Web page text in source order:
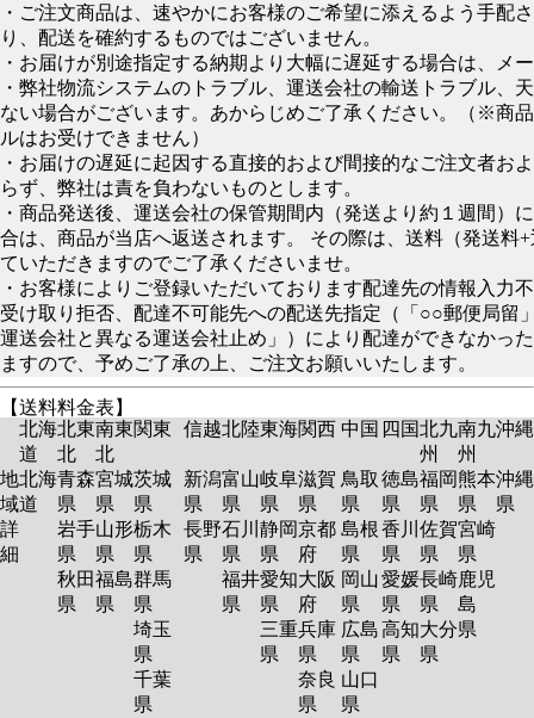
・ご注文商品は、速やかにお客様のご希望に添えるよう手配
り、配送を確約するものではございません。
・お届けが別途指定する納期より大幅に遅延する場合は、メ
・弊社物流システムのトラブル、運送会社の輸送トラブル、
ない場合がございます。あからじめご了承ください。（※商
ルはお受けできません）
・お届けの遅延に起因する直接的および間接的なご注文者お
らず、弊社は責を負わないものとします。
・商品発送後、運送会社の保管期間内（発送より約１週間）
合は、商品が当店へ返送されます。 その際は、送料（発送料
ていただきますのでご了承くださいませ。
・お客様によりご登録いただいております配達先の情報入力
受け取り拒否、配達不可能先への配送先指定（「○○郵便局留
運送会社と異なる運送会社止め」）により配達ができなかっ
ますので、予めご了承の上、ご注文お願いいたします。
【送料料金表】
北海
道
北東
北
南東
北
関東 信越北陸東海関西 中国 四国北九
州
南九
州
沖縄
地
域
詳
細
北海
道
青森
県
岩手
県
秋田
県
宮城
県
山形
県
福島
県
茨城
県
栃木
県
群馬
県
埼玉
県
千葉
県
新潟
県
長野
県
富山
県
石川
県
福井
県
岐阜
県
静岡
県
愛知
県
三重
県
滋賀
県
京都
府
大阪
府
兵庫
県
奈良
県
鳥取
県
島根
県
岡山
県
広島
県
山口
県
徳島
県
香川
県
愛媛
県
高知
県
福岡
県
佐賀
県
長崎
県
大分
県
熊本
県
宮崎
県
鹿児
島
県
沖縄
県